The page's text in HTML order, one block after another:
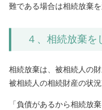
難である場合は相続放棄
４、相続放棄を
相続放棄は、被相続人の
被相続人の相続財産の状
「負債があるから相続放